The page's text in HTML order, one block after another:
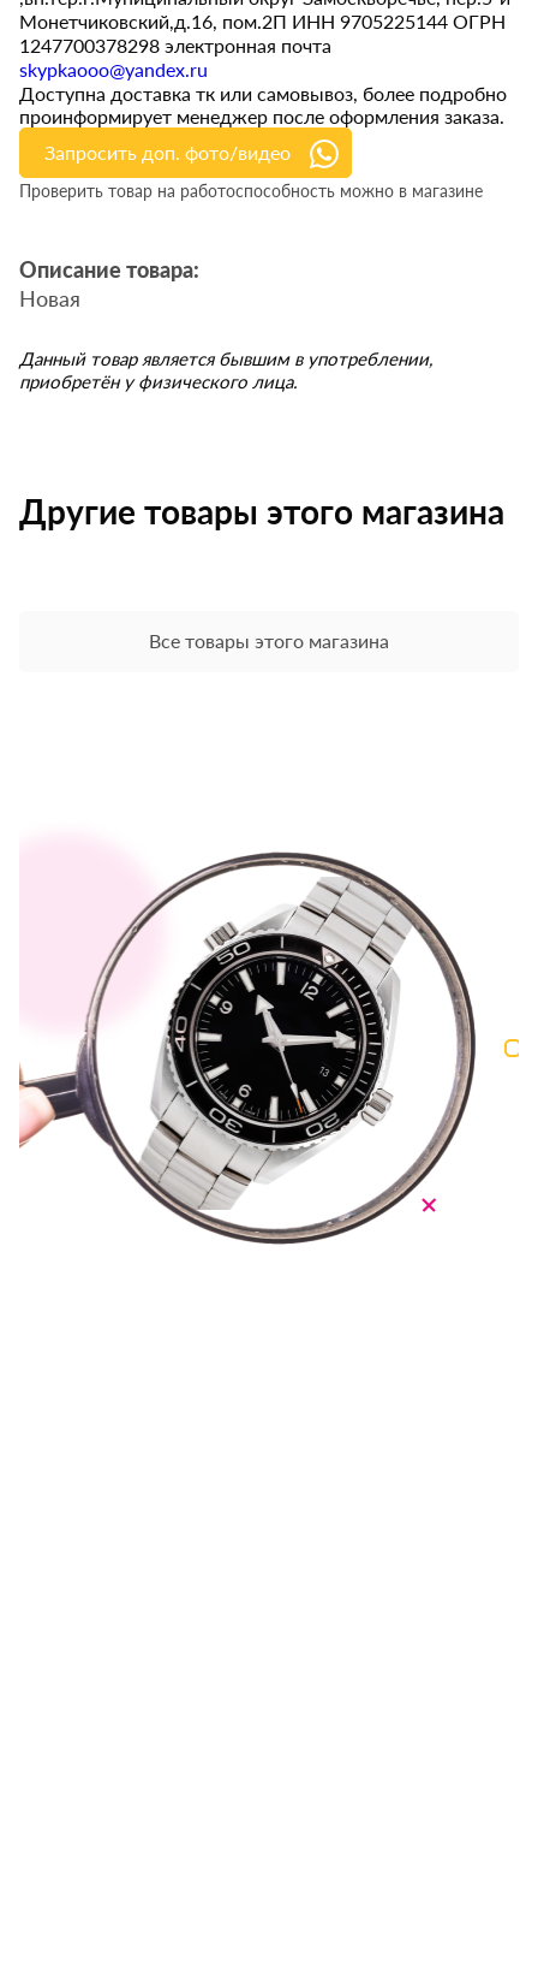
Монетчиковский,д.16, пом.2П ИНН 9705225144 ОГРН
1247700378298 электронная почта
skypkaooo@yandex.ru
Доступна доставка тк или самовывоз, более подробно
проинформирует менеджер после оформления заказа.
Запросить доп. фото/видео
Проверить товар на работоспособность можно в магазине
Описание товара:
Новая
Данный товар является бывшим в употреблении,
приобретён у физического лица.
Другие товары этого магазина
Все товары этого магазина